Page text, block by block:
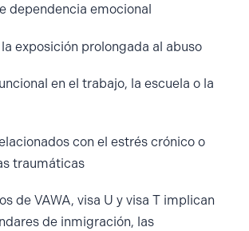
dependencia emocional
exposición prolongada al abuso
en el trabajo, la escuela o la
con el estrés crónico o
traumáticas
de VAWA, visa U y visa T implican
de inmigración, las